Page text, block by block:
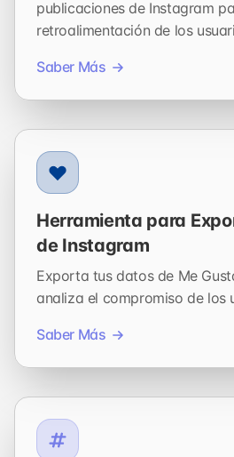
publicaciones de Instagram
retroalimentación de los
Saber Más
Herramienta para
de Instagram
Exporta tus datos de Me
analiza el compromiso de los
Saber Más